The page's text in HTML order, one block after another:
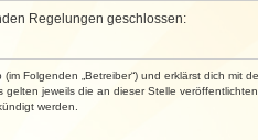
Regelungen geschlossen:
Folgenden „Betreiber“) und erklärst dich mit
jeweils die an dieser Stelle veröffentlichten
werden.